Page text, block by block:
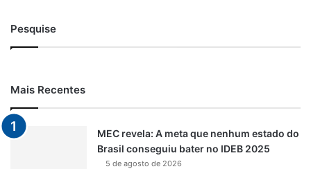
Pesquise
Mais Recentes
MEC revela: A meta que nenhum estado do
Brasil conseguiu bater no IDEB 2025
5 de agosto de 2026